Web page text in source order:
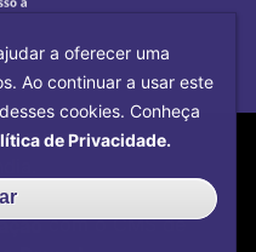
Federal
de Tecnologia da
com o CMS de
a oferecer uma
Ao continuar a usar este
cookies. Conheça
de Privacidade.